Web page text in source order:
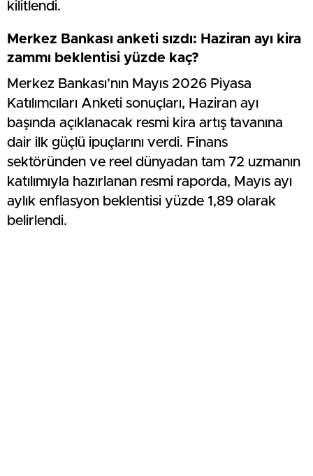
kilitlendi.
Merkez Bankası anketi sızdı: Haziran ayı kira
zammı beklentisi yüzde kaç?
Merkez Bankası’nın Mayıs 2026 Piyasa
Katılımcıları Anketi sonuçları, Haziran ayı
başında açıklanacak resmi kira artış tavanına
dair ilk güçlü ipuçlarını verdi. Finans
sektöründen ve reel dünyadan tam 72 uzmanın
katılımıyla hazırlanan resmi raporda, Mayıs ayı
aylık enflasyon beklentisi yüzde 1,89 olarak
belirlendi.